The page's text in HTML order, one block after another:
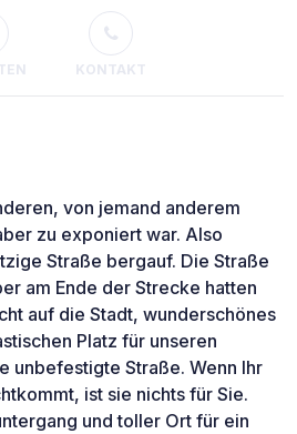
KONTAKT
von jemand anderem
zu exponiert war. Also
Straße bergauf. Die Straße
am Ende der Strecke hatten
auf die Stadt, wunderschönes
Platz für unseren
unbefestigte Straße. Wenn Ihr
ist sie nichts für Sie.
und toller Ort für ein